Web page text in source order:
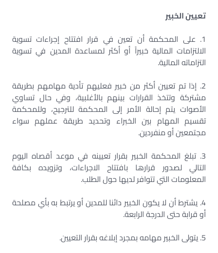
تعيين الخبير
1. على المحكمة أن تعين في قرار افتتاح إجراءات تسوية
الالتزامات المالية خبيراً أو أكثر لمساعدة المدين في تسوية
التزاماته المالية.
2. إذا تم تعيين أكثر من خبير فعليهم تأدية مهامهم بطريقة
مشتركة وتتخذ القرارات بينهم بالأغلبية، وفي حال تساوي
الأصوات يتم إحالة الأمر إلى المحكمة للترجيح، وللمحكمة
تقسيم المهام بين الخبراء وتحديد طريقة عملهم سواء
مجتمعين أو منفردين.
3. تبلغ المحكمة الخبير بقرار تعيينه في موعد أقصاه اليوم
التالي لصدور قرارها بافتتاح الاجراءات، وتزويده بكافة
المعلومات التي تتوافر لديها حول الطلب.
4. يشترط أن لا يكون الخبير دائنا للمدين أو يرتبط به بأي مصلحة
أو قرابة حتى الدرجة الرابعة.
5. يتولى الخبير مهامه بمجرد إبلاغه بقرار التعيين.